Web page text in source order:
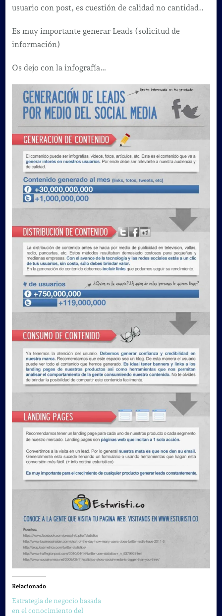
del
#infografía
usuario con post, es cuestión de calidad no cantidad..
Es muy importante generar Leads (solicitud de
información)
Os dejo con la infografía…
Relacionado
Estrategia de negocio basada
en el conocimiento del